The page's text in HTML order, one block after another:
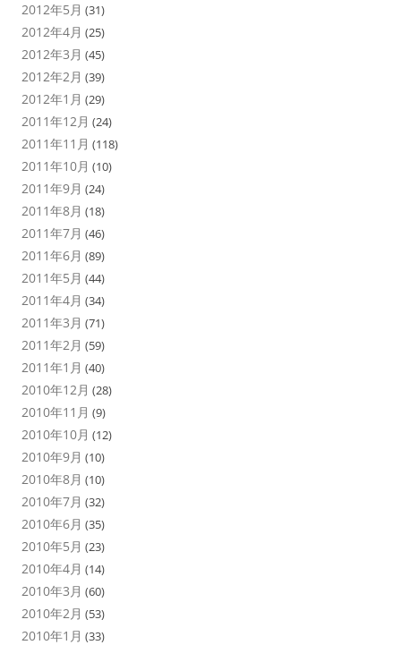
2012年5月 (31)
2012年4月 (25)
2012年3月 (45)
2012年2月 (39)
2012年1月 (29)
2011年12月 (24)
2011年11月 (118)
2011年10月 (10)
2011年9月 (24)
2011年8月 (18)
2011年7月 (46)
2011年6月 (89)
2011年5月 (44)
2011年4月 (34)
2011年3月 (71)
2011年2月 (59)
2011年1月 (40)
2010年12月 (28)
2010年11月 (9)
2010年10月 (12)
2010年9月 (10)
2010年8月 (10)
2010年7月 (32)
2010年6月 (35)
2010年5月 (23)
2010年4月 (14)
2010年3月 (60)
2010年2月 (53)
2010年1月 (33)